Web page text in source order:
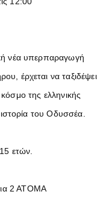
νέα υπερπαραγωγή
έρχεται να ταξιδέψει
της ελληνικής
του Οδυσσέα.
ετών.
2 ΑΤΟΜΑ